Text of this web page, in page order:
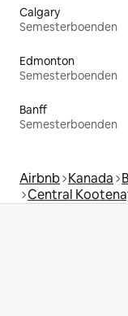
Calgary
Semesterboenden
Edmonton
Semesterboenden
Banff
Semesterboenden
Airbnb Kanada
Central